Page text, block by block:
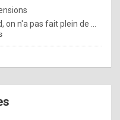
on n'a pas fait plein de ...